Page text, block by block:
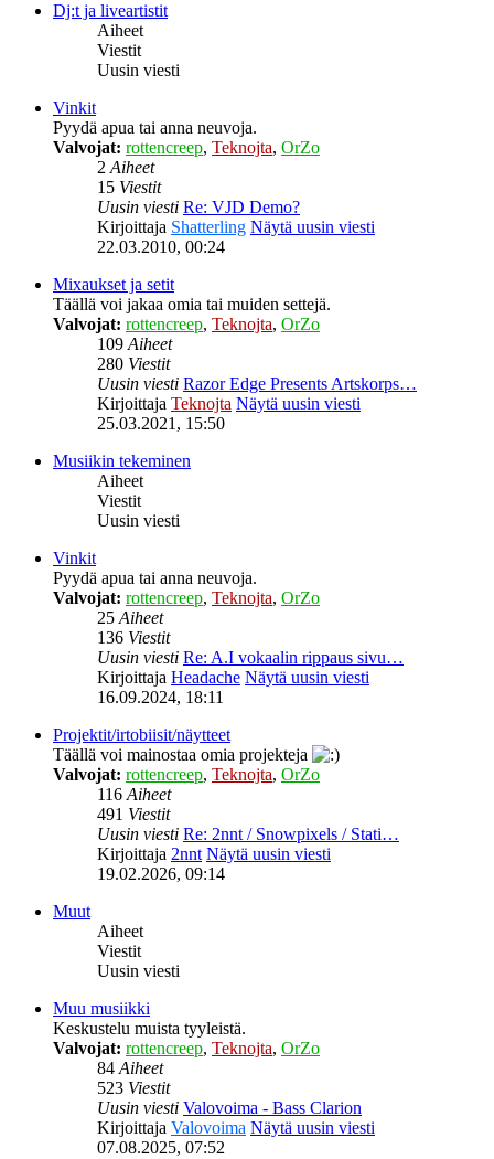
Dj:t ja liveartistit
Aiheet
Viestit
Uusin viesti
Vinkit
Pyydä apua tai anna neuvoja.
Valvojat: rottencreep, Teknojta, OrZo
2Aiheet
15 Viestit
Uusin viesti Re: VJD Demo?
Kirjoittaja Shatterling Näytä uusin viesti
22.03.2010, 00:24
Mixaukset ja setit
Täällä voi jakaa omia tai muiden settejä.
Valvojat: rottencreep, Teknojta, OrZo
109Aiheet
280 Viestit
Uusin viesti Razor Edge Presents Artskorps…
Kirjoittaja Teknojta Näytä uusin viesti
25.03.2021, 15:50
Musiikin tekeminen
Aiheet
Viestit
Uusin viesti
Vinkit
Pyydä apua tai anna neuvoja.
Valvojat: rottencreep, Teknojta, OrZo
25Aiheet
136 Viestit
Uusin viesti Re: A.I vokaalin rippaus sivu…
Kirjoittaja Headache Näytä uusin viesti
16.09.2024, 18:11
Projektit/irtobiisit/näytteet
Täällä voi mainostaa omia projekteja
Valvojat: rottencreep, Teknojta, OrZo
116Aiheet
491 Viestit
Uusin viesti Re: 2nnt / Snowpixels / Stati…
Kirjoittaja 2nnt Näytä uusin viesti
19.02.2026, 09:14
Muut
Aiheet
Viestit
Uusin viesti
Muu musiikki
Keskustelu muista tyyleistä.
Valvojat: rottencreep, Teknojta, OrZo
84Aiheet
523 Viestit
Uusin viesti Valovoima - Bass Clarion
Kirjoittaja Valovoima Näytä uusin viesti
07.08.2025, 07:52